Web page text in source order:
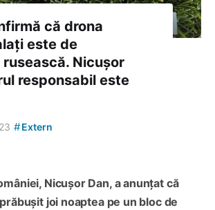
că drona
este de
Nicușor
responsabil este
#Extern
Nicușor Dan, a anunțat că
joi noaptea pe un bloc de